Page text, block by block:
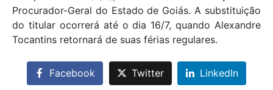
Procurador-Geral do Estado de Goiás. A substituição
do titular ocorrerá até o dia 16/7, quando Alexandre
Tocantins retornará de suas férias regulares.
Facebook Twitter LinkedIn